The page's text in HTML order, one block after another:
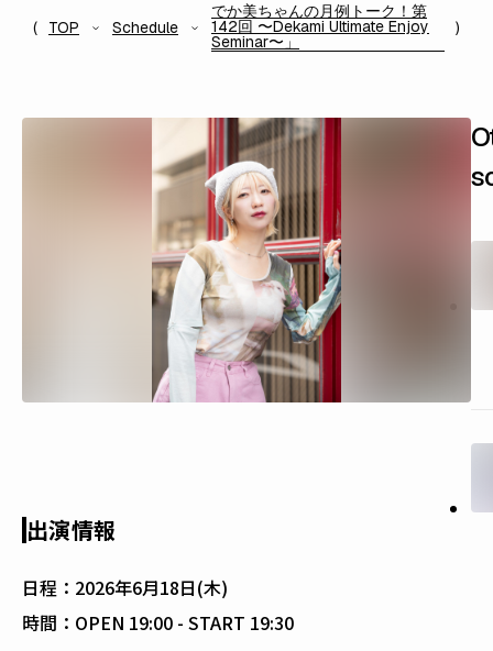
TOP Schedule
でか美ちゃんの月例トーク！第
142回 〜Dekami Ultimate Enjoy
Seminar〜」
出演情報
日程： 2026年6月18日(木)
時間： OPEN 19:00 - START 19:30